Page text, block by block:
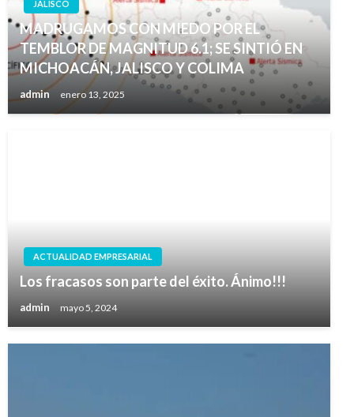
JALISCO
MADRUGAMOS CON MIEDO POR EL
TEMBLOR DE MAGNITUD 6.1; SE SINTIÓ EN
MICHOACÁN, JALISCO Y COLIMA
admin enero 13, 2025
ACTUALIDAD EMPRESARIAL
Los fracasos son parte del éxito. Ánimo!!!
admin mayo 5, 2024